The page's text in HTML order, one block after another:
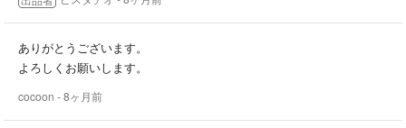
ありがとうございます。
よろしくお願いします。
cocoon - 8ヶ月前